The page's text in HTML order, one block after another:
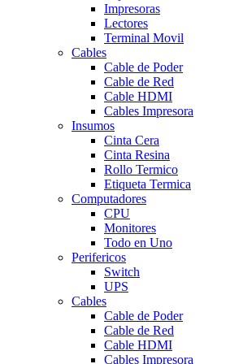
Impresoras
Lectores
Terminal Movil
Cables
Cable de Poder
Cable de Red
Cable HDMI
Cables Impresora
Insumos
Cinta Cera
Cinta Resina
Rollo Termico
Etiqueta Termica
Computadores
CPU
Monitores
Todo en Uno
Perifericos
Switch
UPS
Cables
Cable de Poder
Cable de Red
Cable HDMI
Cables Impresora